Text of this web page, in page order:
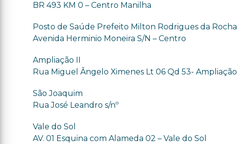
BR 493 KM 0 – Centro Manilha
Posto de Saúde Prefeito Milton Rodrigues da Rocha
Avenida Herminio Moneira S/N – Centro
Ampliação II
Rua Miguel Ângelo Ximenes Lt 06 Qd 53- Ampliação
São Joaquim
Rua José Leandro s/nº
Vale do Sol
AV. 01 Esquina com Alameda 02 – Vale do Sol